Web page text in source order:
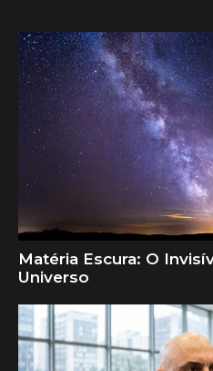
Matéria Escura: O
Universo